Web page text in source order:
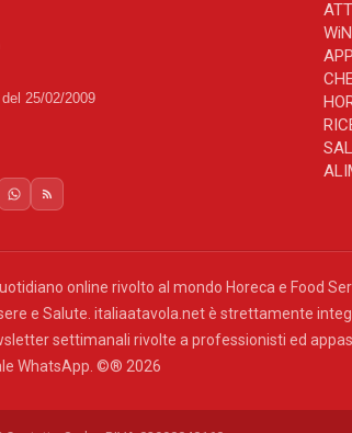
25/02/2009
online rivolto al mondo Horeca e Food
e Salute. italiaatavola.net è strettamente
settimanali rivolte a professionisti ed
WhatsApp. ©® 2026